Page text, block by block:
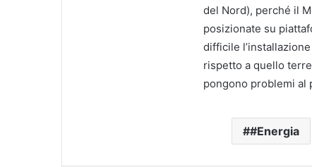
del Nord), perché il
posizionate su
difficile
rispetto a quello
pongono problemi al
#Energia